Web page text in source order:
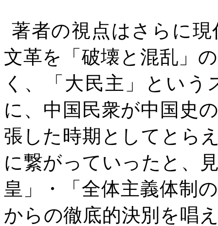
著者の視点はさらに
文革を「破壊と混乱」
く、「大民主」とい
に、中国民衆が中国史
張した時期としてとら
に繋がっていったと、
皇」・「全体主義体制
からの徹底的決別を唱